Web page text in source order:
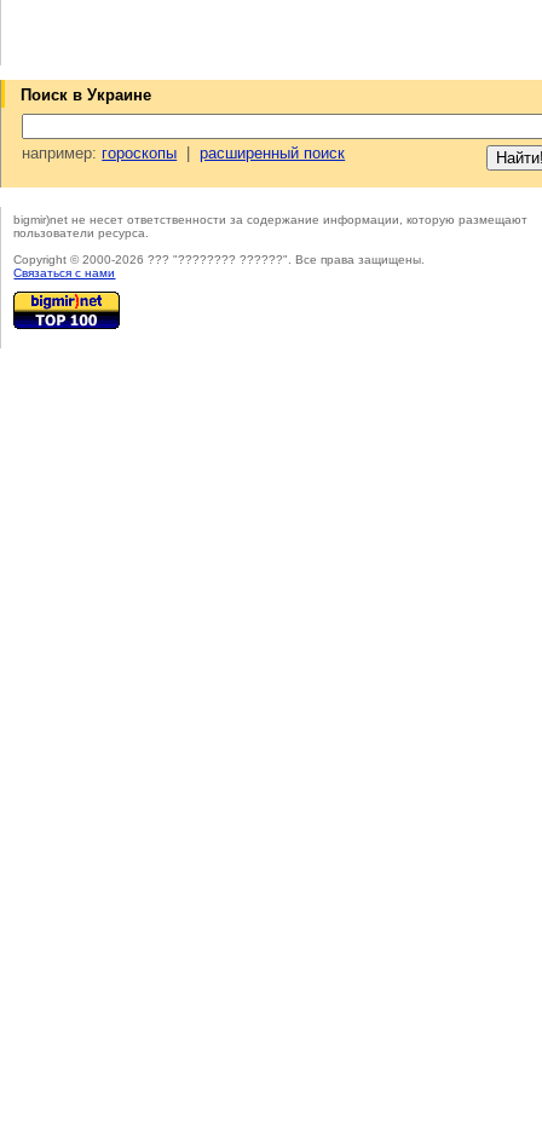
Поиск в Украине
например:гороскопы |расширенный поиск
bigmir)net не несет ответственности за содержание информации, которую размещают
пользователи ресурса.
Copyright © 2000-2026 ??? "???????? ??????". Все права защищены.
Cвязаться с нами